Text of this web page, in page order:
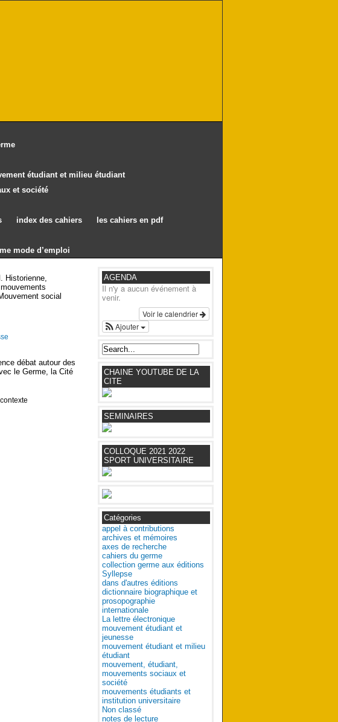
étudiant et milieu étudiant
et société
index des cahiers
les cahiers en pdf
mode d’emploi
Historienne,
social
débat autour des
le Germe, la Cité
AGENDA
Il n'y a aucun événement à
venir.
Voir le calendrier
Ajouter
CHAINE YOUTUBE DE LA
CITE
SEMINAIRES
COLLOQUE 2021 2022
SPORT UNIVERSITAIRE
Catégories
appel à contributions
archives et mémoires
axes de recherche
cahiers du germe
collection germe aux éditions
Syllepse
dans d'autres éditions
dictionnaire biographique et
prosopographie
internationale
La lettre électronique
mouvement étudiant et
jeunesse
mouvement étudiant et milieu
étudiant
mouvement, étudiant,
mouvements sociaux et
société
mouvements étudiants et
institution universitaire
Non classé
notes de lecture